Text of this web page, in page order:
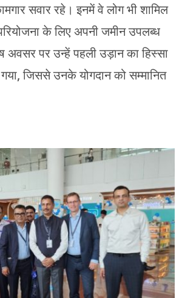
सवार रहे। इनमें वे लोग भी शामिल
के लिए अपनी जमीन उपलब्ध
अवसर पर उन्हें पहली उड़ान का हिस्सा
जिससे उनके योगदान को सम्मानित